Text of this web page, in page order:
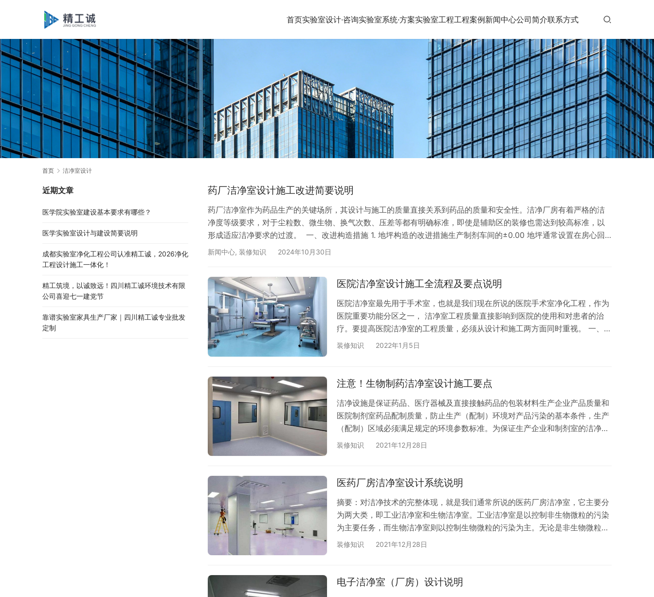
首页实验室设计·咨询实验室系统·方案实验室工程工程案例新闻中心公司简介联系方式
首页 洁净室设计
药厂洁净室设计施工改进简要说明
药厂洁净室作为药品生产的关键场所，其设计与施工的质量直接关系到药品的质量和安全性。洁净厂房有着严格的洁
净度等级要求，对于尘粒数、微生物、换气次数、压差等都有明确标准，即使是辅助区的装修也需达到较高标准，以
形成适应洁净要求的过渡。 一、改进构造措施 1. 地坪构造的改进措施生产制剂车间的±0.00 地坪通常设置在房心回
填土上。为避免地下水位变化和上部荷载作用导致回填土下沉引起地坪开裂，我们在房心回填土上部预留 300mm 碎
新闻中心, 装修知识 2024年10月30日
医院洁净室设计施工全流程及要点说明
医院洁净室最先用于手术室，也就是我们现在所说的医院手术室净化工程，作为
医院重要功能分区之一， 洁净室工程质量直接影响到医院的使用和对患者的治
疗。要提高医院洁净室的工程质量，必须从设计和施工两方面同时重视。 一、设
计要求详解 医院洁净手术室净化设计要求示例，全面详细。 【1】洁净手术部装
接采用圆弧形式。 (2) 洁净外走廊和其他辅助用房采用彩钢板，彩…
装修知识 2022年1月5日
注意！生物制药洁净室设计施工要点
洁净设施是保证药品、医疗器械及直接接触药品的包装材料生产企业产品质量和
医院制剂室药品配制质量，防止生产（配制）环境对产品污染的基本条件，生产
（配制）区域必须满足规定的环境参数标准。为保证生产企业和制剂室的洁净室
（区）性能能持续的符合洁净室的相关要求，新建洁净室应进行工程验收，工程
方协商确定，然后由有资质的第三方进行检测。投入使用的洁净室还应定期对洁
装修知识 2021年12月28日
医药厂房洁净室设计系统说明
摘要：对洁净技术的完整体现，就是我们通常所说的医药厂房洁净室，它主要分
为两大类，即工业洁净室和生物洁净室。工业洁净室是以控制非生物微粒的污染
为主要任务，而生物洁净室则以控制生物微粒的污染为主。无论是非生物微粒，
还是生物微粒，在空气洁净技术领域统称为微粒。它不论是灰尘，还是其它，都
管理规范，其实施的目的在于有效保证药品安全和品质优良。GMP 是一个完整
装修知识 2021年12月28日
电子洁净室（厂房）设计说明
近期文章
医学院实验室建设基本要求有哪些？
医学实验室设计与建设简要说明
成都实验室净化工程公司认准精工诚，2026净化
工程设计施工一体化！
精工筑境，以诚致远！四川精工诚环境技术有限
公司喜迎七一建党节
靠谱实验室家具生产厂家｜四川精工诚专业批发
定制